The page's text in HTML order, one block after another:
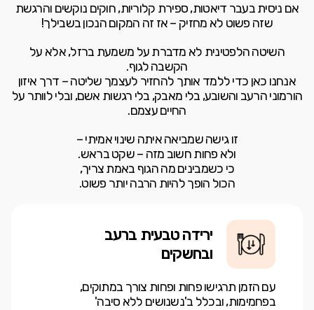
אם ניסית בעבר דיאטות, ספירת קלוריות, חוקים נוקשים והרגשת
שזה פשוט לא מחזיק – אז זה המקום הנכון בשבילך!
השיטה הלפטינית לא מדברת על משמעת ברזל, אלא על
הקשבה לגוף.
אנחנו כאן כדי ללמד אותך להחזיר לעצמך שליטה – דרך איזון
הורמוני הרעב והשובע, בלי מאבק, בלי רגשות אשם, ובלי לוותר על
החיים עצמם.
זו גישה שמביאה איתה שינוי אמיתי –
ולא פחות חשוב מזה – שקט בראש.
כי כשמבינים מה הגוף באמת צריך,
הכול הופך להיות הרבה יותר פשוט.
ירידה טבעית ברעב
ובחשקים
עם הזמן תרגישו פחות ופחות צורך במתוקים,
בפחמימות, ובכלל ב'נשנושים ללא סיבה'